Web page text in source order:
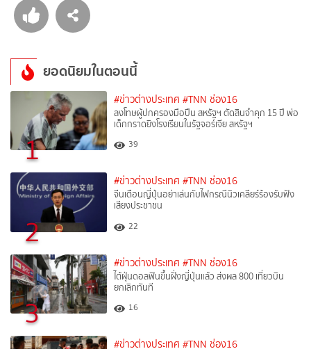
ยอดนิยมในตอนนี้
1
#ข่าวต่างประเทศ #TNN ช่อง16
ลงโทษผู้ปกครองมือปืน สหรัฐฯ ตัดสินจำคุก 15 ปี พ่อ
เด็กกราดยิงโรงเรียนในรัฐจอร์เจีย สหรัฐฯ
39
2
#ข่าวต่างประเทศ #TNN ช่อง16
จีนเตือนญี่ปุ่นอย่าเล่นกับไฟกรณีนิวเคลียร์ร้องรับฟัง
เสียงประชาชน
22
3
#ข่าวต่างประเทศ #TNN ช่อง16
ไต้ฝุ่นดอลฟินขึ้นฝั่งญี่ปุ่นแล้ว ส่งผล 800 เที่ยวบิน
ยกเลิกทันที
16
#ข่าวต่างประเทศ #TNN ช่อง16